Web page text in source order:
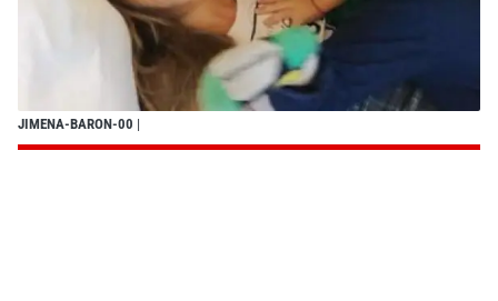
JIMENA-BARON-00 |